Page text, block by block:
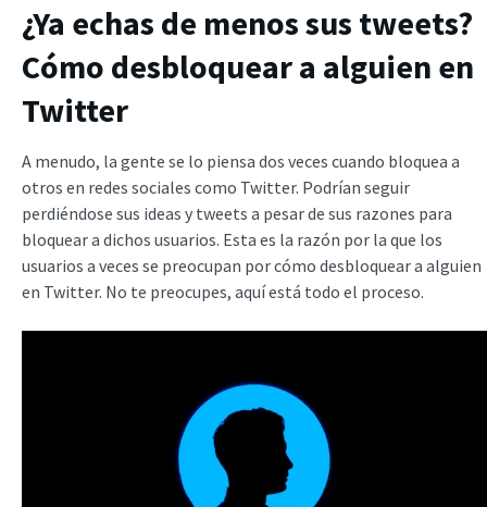
¿Ya echas de menos sus tweets?
Cómo desbloquear a alguien en
Twitter
A menudo, la gente se lo piensa dos veces cuando bloquea a
otros en redes sociales como Twitter. Podrían seguir
perdiéndose sus ideas y tweets a pesar de sus razones para
bloquear a dichos usuarios. Esta es la razón por la que los
usuarios a veces se preocupan por cómo desbloquear a alguien
en Twitter. No te preocupes, aquí está todo el proceso.